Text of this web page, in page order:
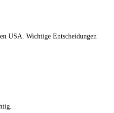
USA. Wichtige Entscheidungen